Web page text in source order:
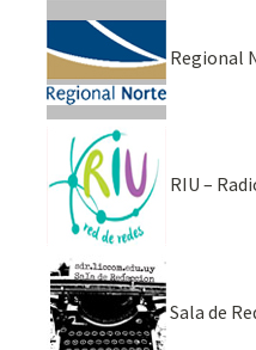
Regional
RIU –
Sala de